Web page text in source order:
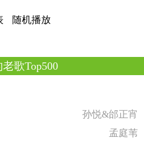
随机播放
歌Top500
孙悦&邰正宵
孟庭苇